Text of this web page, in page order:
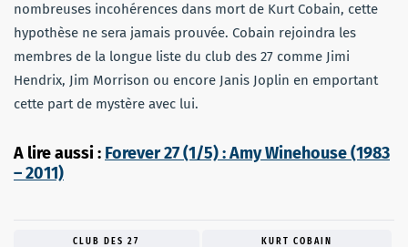
nombreuses incohérences dans mort de Kurt Cobain, cette
hypothèse ne sera jamais prouvée. Cobain rejoindra les
membres de la longue liste du club des 27 comme Jimi
Hendrix, Jim Morrison ou encore Janis Joplin en emportant
cette part de mystère avec lui.
A lire aussi : Forever 27 (1/5) : Amy Winehouse (1983
– 2011)
CLUB DES 27 KURT COBAIN